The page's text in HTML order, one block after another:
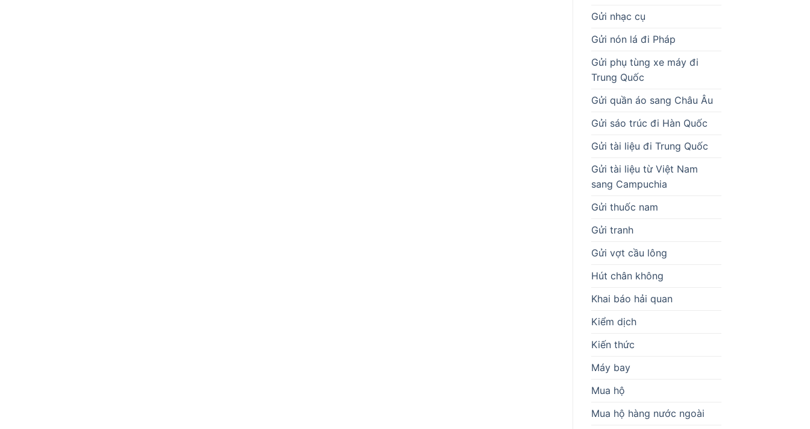
Gửi nhạc cụ
Gửi nón lá đi Pháp
Gửi phụ tùng xe máy đi
Trung Quốc
Gửi quần áo sang Châu Âu
Gửi sáo trúc đi Hàn Quốc
Gửi tài liệu đi Trung Quốc
Gửi tài liệu từ Việt Nam
sang Campuchia
Gửi thuốc nam
Gửi tranh
Gửi vợt cầu lông
Hút chân không
Khai báo hải quan
Kiểm dịch
Kiến thức
Máy bay
Mua hộ
Mua hộ hàng nước ngoài